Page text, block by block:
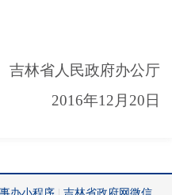
吉林省人民政府办公厅
2016年12月20日